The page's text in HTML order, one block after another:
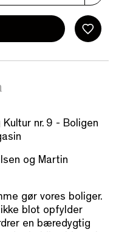
nr. 9 - Boligen
og Martin
gør vores boliger.
blot opfylder
en bæredygtig